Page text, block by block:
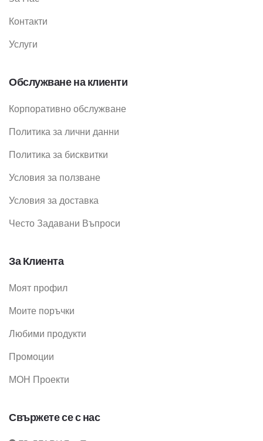
Контакти
Услуги
Обслужване на клиенти
Корпоративно обслужване
Политика за лични данни
Политика за бисквитки
Условия за ползване
Условия за доставка
Често Задавани Въпроси
За Клиента
Моят профил
Моите поръчки
Любими продукти
Промоции
МОН Проекти
Свържете се с нас